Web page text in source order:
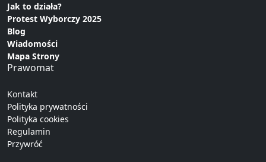
Jak to działa?
Protest Wyborczy 2025
Blog
Wiadomości
Mapa Strony
Prawomat
Kontakt
Polityka prywatności
Polityka cookies
Regulamin
Przywróć